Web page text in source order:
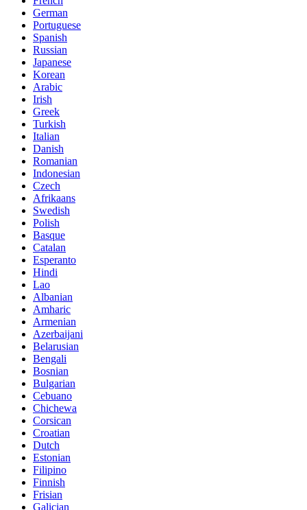
German
Portuguese
Spanish
Russian
Japanese
Korean
Arabic
Irish
Greek
Turkish
Italian
Danish
Romanian
Indonesian
Czech
Afrikaans
Swedish
Polish
Basque
Catalan
Esperanto
Hindi
Lao
Albanian
Amharic
Armenian
Azerbaijani
Belarusian
Bengali
Bosnian
Bulgarian
Cebuano
Chichewa
Corsican
Croatian
Dutch
Estonian
Filipino
Finnish
Frisian
Galician